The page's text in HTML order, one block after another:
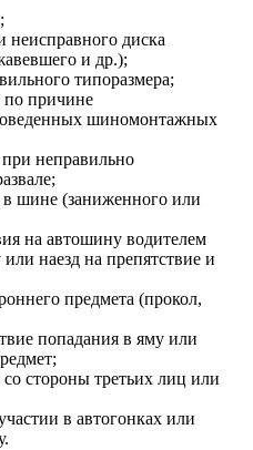
неисправного диска
и др.);
типоразмера;
по причине
шиномонтажных
неправильно
в шине (заниженного или
на автошину водителем
наезд на препятствие и
предмета (прокол,
попадания в яму или
стороны третьих лиц или
в автогонках или